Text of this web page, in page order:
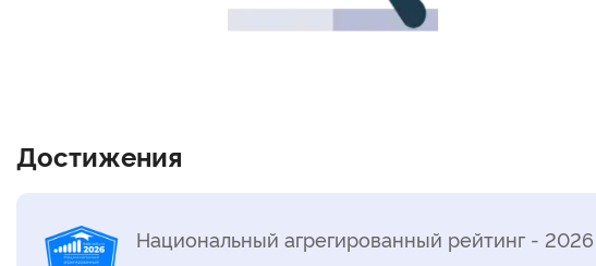
Достижения
Национальный агрегированный рейтинг - 2026